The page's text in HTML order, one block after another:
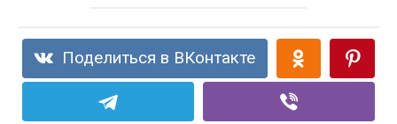
Поделиться в ВКонтакте